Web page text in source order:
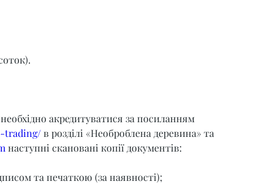
акредитуватися за посиланням
trading/ в розділі «Необроблена деревина» та
наступні скановані копії документів:
та печаткою (за наявності);